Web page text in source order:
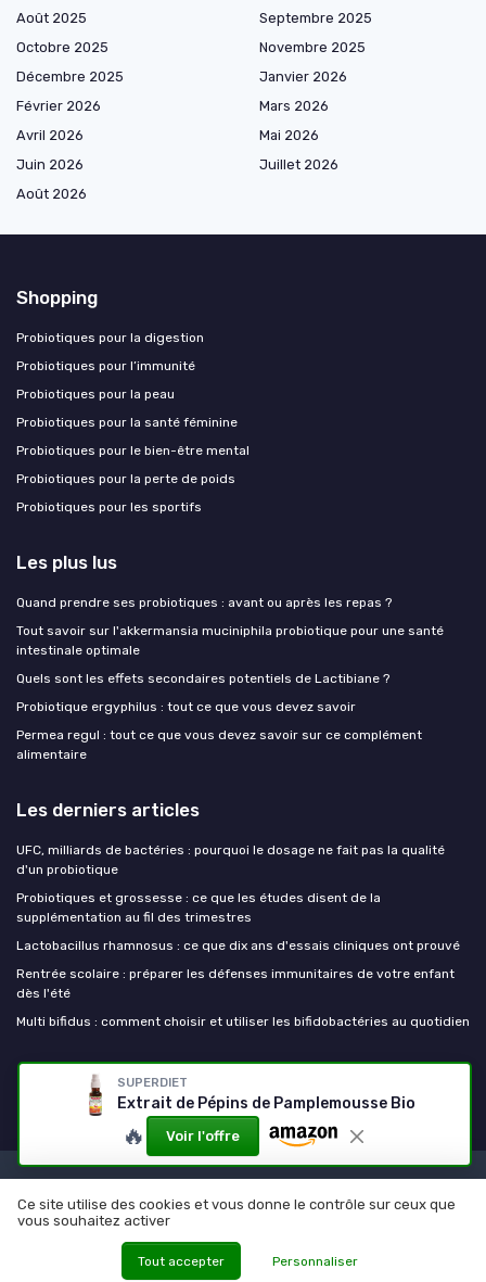
SUPERDIET
Extrait de Pépins de Pamplemousse Bio
🔥 Voir l'offre
Août 2025
Septembre 2025
Octobre 2025
Novembre 2025
Décembre 2025
Janvier 2026
Février 2026
Mars 2026
Avril 2026
Mai 2026
Juin 2026
Juillet 2026
Août 2026
Shopping
Probiotiques pour la digestion
Probiotiques pour l’immunité
Probiotiques pour la peau
Probiotiques pour la santé féminine
Probiotiques pour le bien-être mental
Probiotiques pour la perte de poids
Probiotiques pour les sportifs
Les plus lus
Quand prendre ses probiotiques : avant ou après les repas ?
Tout savoir sur l'akkermansia muciniphila probiotique pour une santé
intestinale optimale
Quels sont les effets secondaires potentiels de Lactibiane ?
Probiotique ergyphilus : tout ce que vous devez savoir
Permea regul : tout ce que vous devez savoir sur ce complément
alimentaire
Les derniers articles
UFC, milliards de bactéries : pourquoi le dosage ne fait pas la qualité
d'un probiotique
Probiotiques et grossesse : ce que les études disent de la
supplémentation au fil des trimestres
Lactobacillus rhamnosus : ce que dix ans d'essais cliniques ont prouvé
Rentrée scolaire : préparer les défenses immunitaires de votre enfant
dès l'été
Multi bifidus : comment choisir et utiliser les bifidobactéries au quotidien
Mes probiotiques
© Mes probiotiques 2026
Ce site utilise des cookies et vous donne le contrôle sur ceux que
vous souhaitez activer
Tout accepter Personnaliser